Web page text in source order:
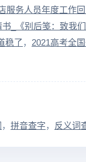
服务人员年度工作
书_《别后笺：致我
稳了
2021高考全
拼音查字 反义词